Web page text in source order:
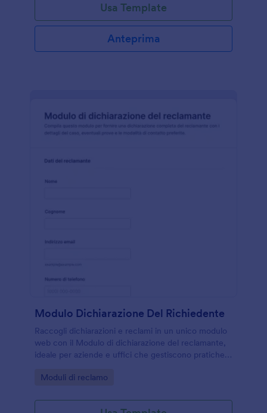
Usa Template
Anteprima
Modulo Dichiarazione Del Richiedente
Raccogli dichiarazioni e reclami in un unico modulo
web con il Modulo di dichiarazione del reclamante,
ideale per aziende e uffici che gestiscono pratiche,
Go to Category:
Moduli di reclamo